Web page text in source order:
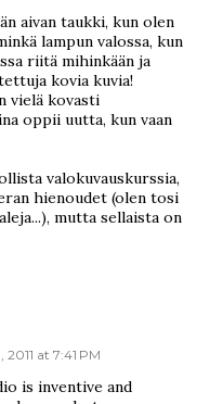
aivan taukki, kun olen
lampun valossa, kun
riitä mihinkään ja
kovia kuvia!
vielä kovasti
oppii uutta, kun vaan
valokuvauskurssia,
hienoudet (olen tosi
mutta sellaista on
at 7:41 PM
is inventive and